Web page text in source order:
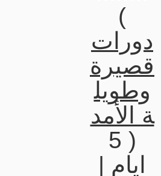
)
دورات
قصيرة
وطويل
ة الأمد
( 5
ايام |